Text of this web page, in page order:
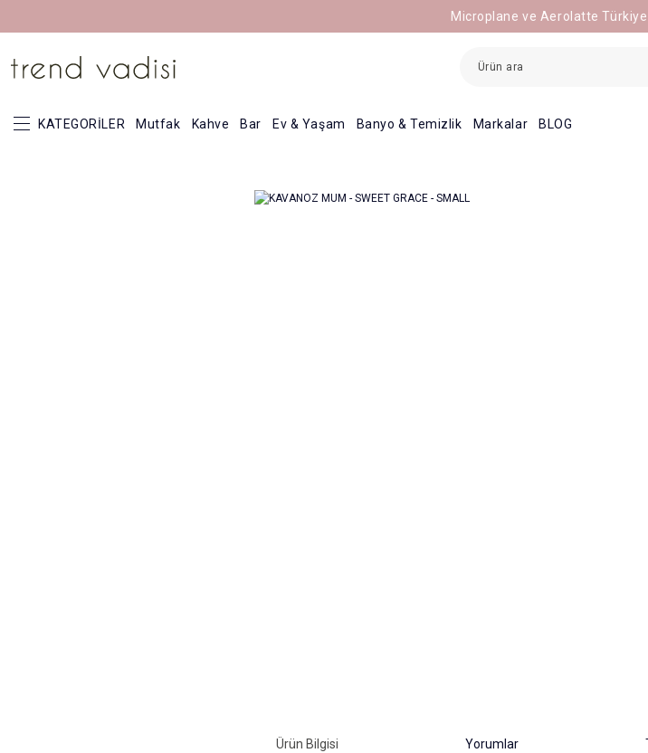
Microplane ve Aerolatte
KATEGORİLER Mutfak Kahve Bar Ev & Yaşam Banyo & Temizlik Markalar BLOG
Ürün Bilgisi Yorumlar